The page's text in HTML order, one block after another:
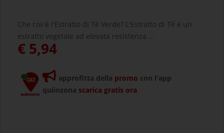
Che cos'è l'Estratto di Tè Verde? L'Estratto di Tè è un
estratto vegetale ad elevata resistenza ...
€ 5,94
approfitta della promo con l'app
quiinzona scarica gratis ora